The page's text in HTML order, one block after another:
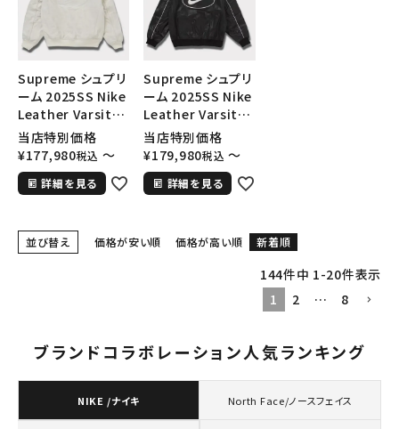
Supreme シュプリ
ーム 2025SS Nike
Leather Varsity
Jacket ナイキレザ
ーバーシティジャケ
ット ホワイト 白
当店特別価格
¥177,980税込 〜
詳細を見る
Supreme シュプリ
ーム 2025SS Nike
Leather Varsity
Jacket ナイキレザ
ーバーシティジャケ
ット ブラック 黒
当店特別価格
¥179,980税込 〜
詳細を見る
並び替え 価格が安い順 価格が高い順 新着順
144件中 1-20件表示
1
2 … 8
ブランドコラボレーション人気ランキング
NIKE /ナイキ North Face/ノースフェイス